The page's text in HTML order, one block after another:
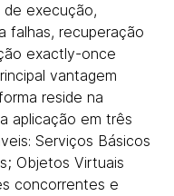
de execução,
falhas, recuperação
exactly-once
vantagem
reside na
aplicação em três
Serviços Básicos
Objetos Virtuais
concorrentes e